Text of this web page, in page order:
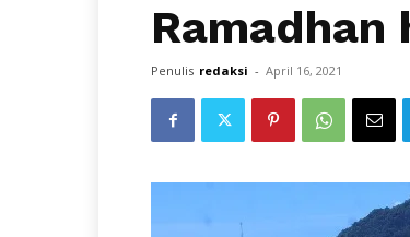
Penulis redaksi - April 16, 2021